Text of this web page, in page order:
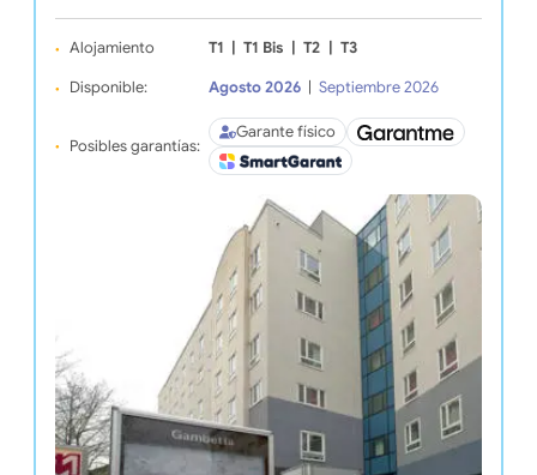
Alojamiento T1 T1 Bis T2 T3
Disponible: Agosto 2026 Septiembre 2026
Posibles garantías:
Garante físico